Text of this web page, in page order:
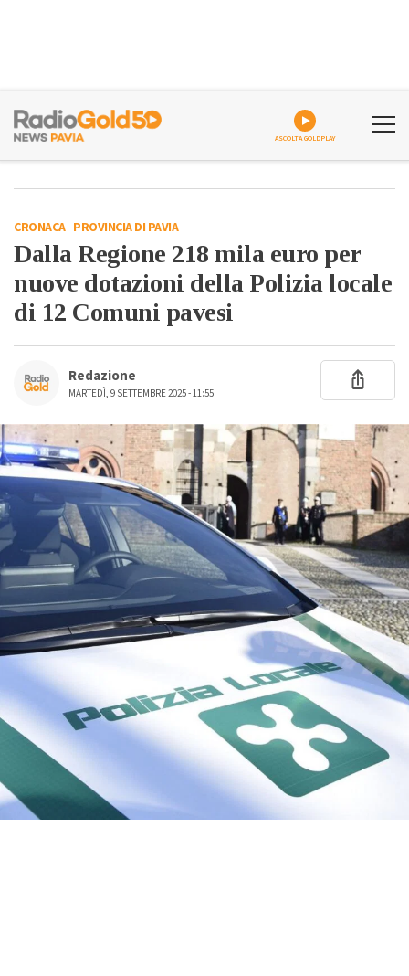
ASCOLTA GOLDPLAY
CRONACA-PROVINCIA DI PAVIA
Dalla Regione 218 mila euro per
nuove dotazioni della Polizia locale
di 12 Comuni pavesi
Redazione
MARTEDÌ, 9 SETTEMBRE 2025 - 11:55